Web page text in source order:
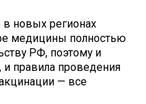
в новых регионах
медицины полностью
РФ, поэтому и
и правила проведения
— все